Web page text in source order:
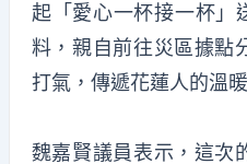
起「愛心一杯接一杯」
料，親自前往災區據點
打氣，傳遞花蓮人的溫
魏嘉賢議員表示，這次